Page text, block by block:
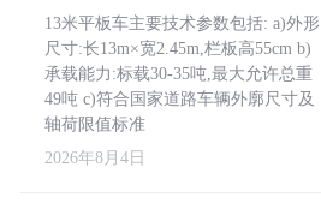
13米平板车主要技术参数包括: a)外形
尺寸:长13m×宽2.45m,栏板高55cm b)
承载能力:标载30-35吨,最大允许总重
49吨 c)符合国家道路车辆外廓尺寸及
轴荷限值标准
2026年8月4日